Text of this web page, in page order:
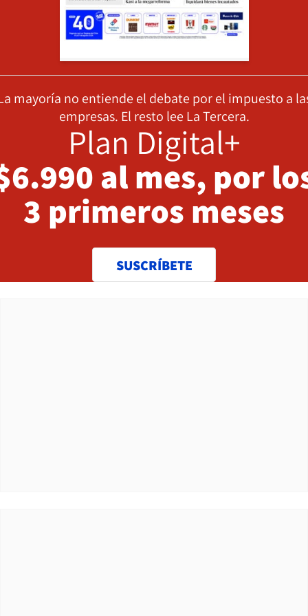
mayoría no entiende el debate por el impuesto a
empresas. El resto lee La Tercera.
Plan Digital+
al mes, por
3 primeros meses
SUSCRÍBETE